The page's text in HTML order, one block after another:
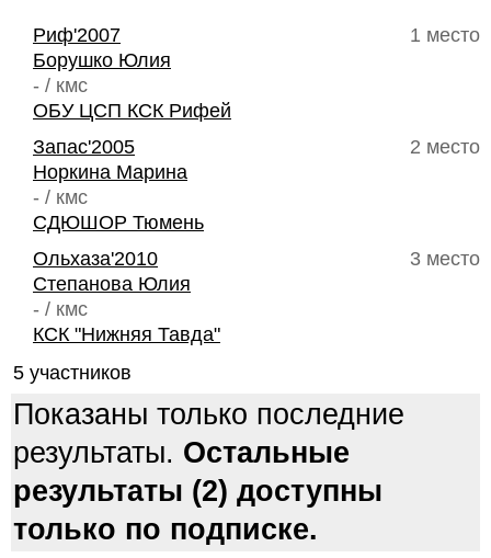
1 место
Риф'2007
Борушко Юлия
- / кмс
ОБУ ЦСП КСК Рифей
2 место
Запас'2005
Норкина Марина
- / кмс
СДЮШОР Тюмень
3 место
Ольхаза'2010
Степанова Юлия
- / кмс
КСК "Нижняя Тавда"
5 участников
Показаны только последние
результаты. Остальные
результаты (2) доступны
только по подписке.